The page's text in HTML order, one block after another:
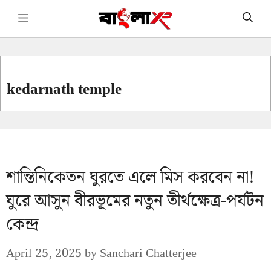
Skip Menu
kedarnath temple
শান্তিনিকেতন ঘুরতে এলে মিস করবেন না!
ঘুরে আসুন বীরভূমের নতুন তীর্থক্ষেত্র-পর্যটন
কেন্দ্র
April 25, 2025bySanchari Chatterjee